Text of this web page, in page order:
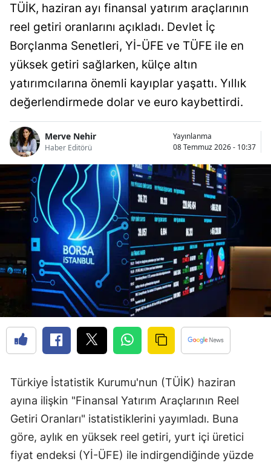
TÜİK, haziran ayı finansal yatırım araçlarının
reel getiri oranlarını açıkladı. Devlet İç
Borçlanma Senetleri, Yİ-ÜFE ve TÜFE ile en
yüksek getiri sağlarken, külçe altın
yatırımcılarına önemli kayıplar yaşattı. Yıllık
değerlendirmede dolar ve euro kaybettirdi.
Merve Nehir
Haber Editörü
Yayınlanma
08 Temmuz 2026 - 10:37
Türkiye İstatistik Kurumu'nun (TÜİK) haziran
ayına ilişkin "Finansal Yatırım Araçlarının Reel
Getiri Oranları" istatistiklerini yayımladı. Buna
göre, aylık en yüksek reel getiri, yurt içi üretici
fiyat endeksi (Yİ-ÜFE) ile indirgendiğinde yüzde